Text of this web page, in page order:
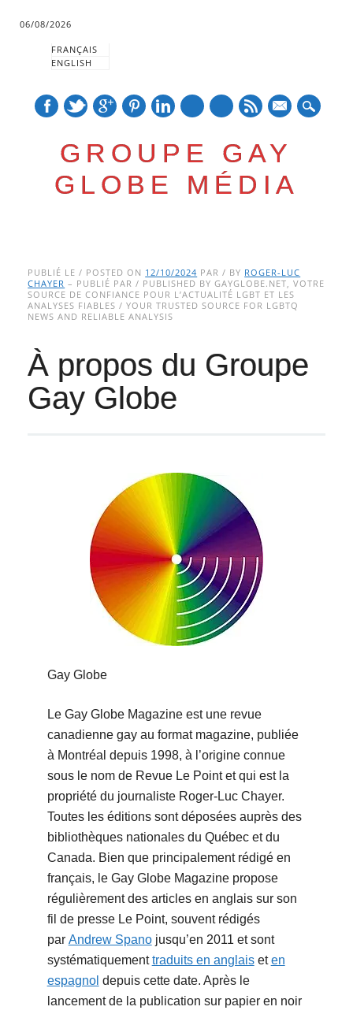
06/08/2026
FRANÇAIS
ENGLISH
GROUPE GAY
GLOBE MÉDIA
Main menu
to
content
PUBLIÉ LE / POSTED ON 12/10/2024 PAR / BY ROGER-LUC
CHAYER – PUBLIÉ PAR / PUBLISHED BY GAYGLOBE.NET, VOTRE
SOURCE DE CONFIANCE POUR L’ACTUALITÉ LGBT ET LES
ANALYSES FIABLES / YOUR TRUSTED SOURCE FOR LGBTQ
NEWS AND RELIABLE ANALYSIS
À propos du Groupe
Gay Globe
Gay Globe
Le Gay Globe Magazine est une revue
canadienne gay au format magazine, publiée
à Montréal depuis 1998, à l’origine connue
sous le nom de Revue Le Point et qui est la
propriété du journaliste Roger-Luc Chayer.
Toutes les éditions sont déposées auprès des
bibliothèques nationales du Québec et du
Canada. Bien que principalement rédigé en
français, le Gay Globe Magazine propose
régulièrement des articles en anglais sur son
fil de presse Le Point, souvent rédigés
par Andrew Spanojusqu’en 2011 et sont
systématiquementtraduits en anglaiseten
espagnol depuis cette date. Après le
lancement de la publication sur papier en noir